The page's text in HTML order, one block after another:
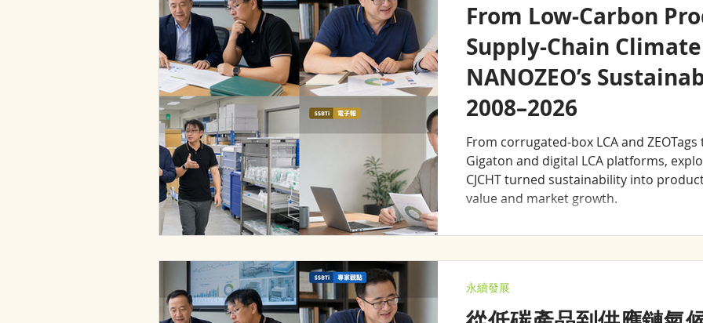
From Low-Carbon
Supply-Chain
NANOZEO’s
2008–2026
From corrugated-box LCA and ZEOTags
Gigaton and digital LCA platforms,
CJCHT turned sustainability into
value and market growth.
永續發展